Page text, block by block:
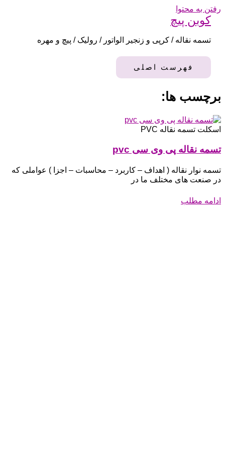
رفتن به محتوا
کوبن پیچ
تسمه نقاله / کرپی و زنجیر الواتور / رولیک / پیچ و مهره
فهرست اصلی
برچسب ها:
اسکلت تسمه نقاله PVC
تسمه نقاله پی وی سی pvc
تسمه نوار نقاله ( اهداف – کاربرد – محاسبات – اجزا ) عواملی که
در صنعت های مختلف ما در
ادامه مطلب